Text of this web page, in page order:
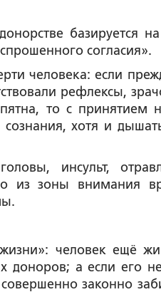
базируется
согласия».
человека: если
рефлексы,
то с принятием
сознания, хотя и
инсульт,
из зоны внимания
человек ещё
доноров; а если его
законно